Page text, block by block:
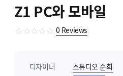
Z1 PC와 모바일
0 Reviews
디자이너 스튜디오 순희